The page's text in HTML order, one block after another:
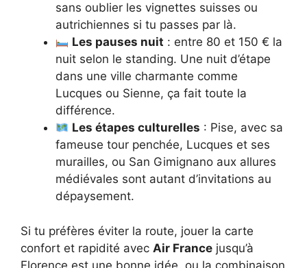
sans oublier les vignettes suisses ou
autrichiennes si tu passes par là.
Les pauses nuit : entre 80 et 150 € la
nuit selon le standing. Une nuit d’étape
dans une ville charmante comme
Lucques ou Sienne, ça fait toute la
différence.
Les étapes culturelles : Pise, avec sa
fameuse tour penchée, Lucques et ses
murailles, ou San Gimignano aux allures
médiévales sont autant d’invitations au
dépaysement.
Si tu préfères éviter la route, jouer la carte
confort et rapidité avec Air France jusqu’à
Florence est une bonne idée, ou la combinaison